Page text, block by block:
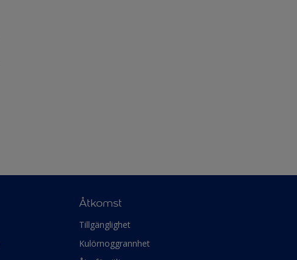
Åtkomst
Tillgänglighet
Kulörnoggrannhet